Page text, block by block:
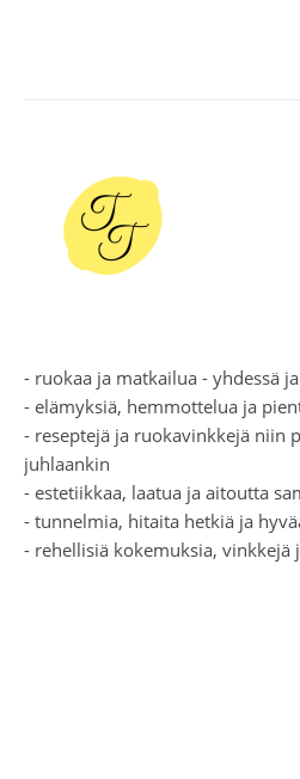
- ruokaa ja matkailua - yhdessä
- elämyksiä, hemmottelua ja
- reseptejä ja ruokavinkkejä niin
juhlaankin
- estetiikkaa, laatua ja aitoutta
- tunnelmia, hitaita hetkiä ja
- rehellisiä kokemuksia, vinkkejä